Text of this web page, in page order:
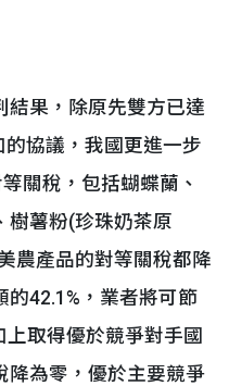
果，除原先雙方已達
協議，我國更進一步
關稅，包括蝴蝶蘭、
樹薯粉(珍珠奶茶原
農產品的對等關稅都降
42.1%，業者將可節
取得優於競爭對手國
降為零，優於主要競爭